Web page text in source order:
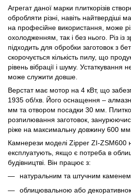
Агрегат даної марки плиткорізів
обробляти різні, навіть найтвердіші
на професійне використання, може
охолодженням, так і без нього. Різ із
підходить для обробки заготовок з
скорочується кількість пилу, що
рівень вібрації і шуму. Устаткування
може служити довше.
Верстат має мотор на 4 кВт, що
1935 об/хв. Його оснащення –
мм та отвором посадки 30 мм.
розпилювання заготовок,
ріже на максимальну довжину 600 мм.
Камнерези моделі Zipper ZI-ZSM600
експлуатують, якщо є потреба в
будівництві. Він працює з:
натуральним та штучним
облицювальною або